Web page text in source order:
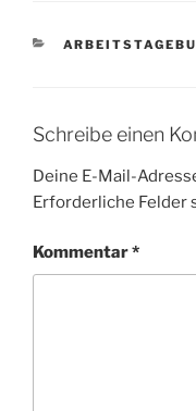
KATEGORIEN
Schreibe einen
Deine E-Mail-
Erforderliche Felder
Kommentar*